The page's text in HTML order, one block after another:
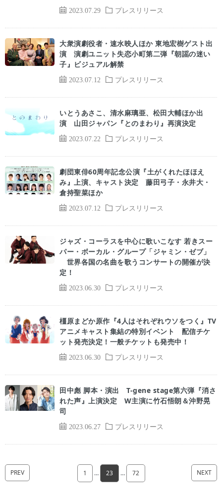
2023.07.29 プレスリリース
2023.07.12 プレスリリース
大衆演劇役者・速水映人ほか 東地宏樹ゲスト出
演 演劇ユニット失恋小町第二弾『朝謡の迷い
子』ビジュアル解禁
2023.07.22 プレスリリース
いとうあさこ、清水麻璃亜、松田大輔ほか出
演 山田ジャパン『とのまわり』再演決定
2023.07.12 プレスリリース
劇団東俳60周年記念公演『土がくれたほほえ
み』上演、キャスト決定 藤田弓子・永井大・
倉持聖菜ほか
2023.06.30 プレスリリース
ジャズ・コーラスを中心に歌いこなす 若きスー
パー・ボーカル・グループ「ジャミン・ゼブ」
世界各国の名曲を歌うコンサートの開催が決
定！
2023.06.30 プレスリリース
橿原まどか原作『4人はそれぞれウソをつく』TV
アニメキャスト集結の特別イベント 配信チケ
ット発売決定！一般チケットも発売中！
2023.06.27 プレスリリース
田中彪 脚本・演出 T-gene stage第六弾『消さ
れた声』上演決定 W主演に竹石悟朗＆沖野晃
司
PREV 1 … 23 … 72 NEXT